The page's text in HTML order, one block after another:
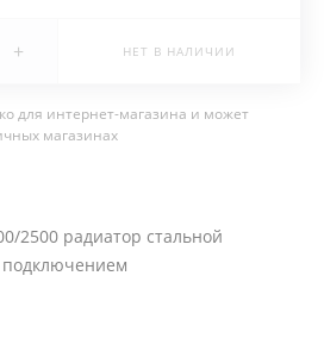
+ НЕТ В НАЛИЧИИ
для интернет-магазина и может
магазинах
2500 радиатор стальной